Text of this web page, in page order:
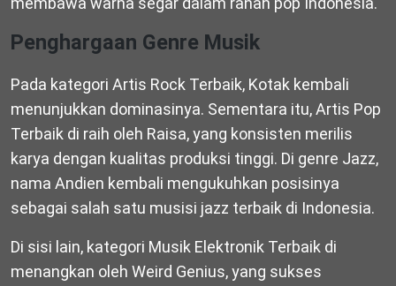
Penghargaan Genre Musik
Pada kategori Artis Rock Terbaik, Kotak kembali
menunjukkan dominasinya. Sementara itu, Artis Pop
Terbaik di raih oleh Raisa, yang konsisten merilis
karya dengan kualitas produksi tinggi. Di genre Jazz,
nama Andien kembali mengukuhkan posisinya
sebagai salah satu musisi jazz terbaik di Indonesia.
Di sisi lain, kategori Musik Elektronik Terbaik di
menangkan oleh Weird Genius, yang sukses